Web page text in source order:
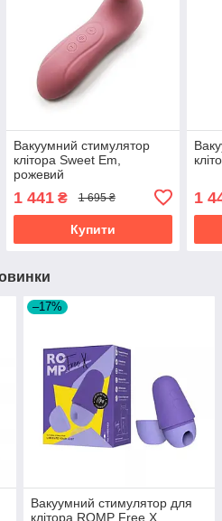
Вакуумний стимулятор
клітора Sweet Em,
рожевий
1 441₴ 1 695 ₴
Купити
1
–17%
Вакуумний стимулятор для
клітора ROMP Free X,